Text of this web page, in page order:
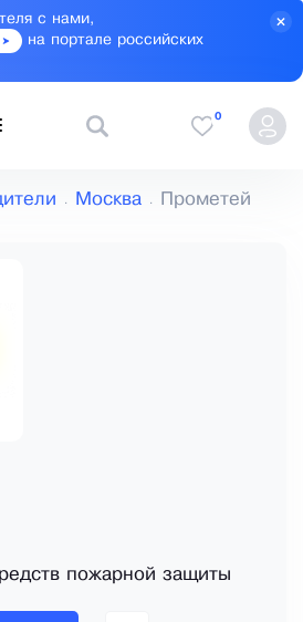
с нами,
на портале российских
0
Москва Прометей
пожарной защиты